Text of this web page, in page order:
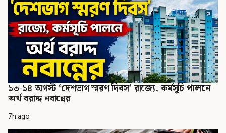
১৩-১৪ অগস্ট ‘দেশভাগ স্মরণ দিবস’ রাজ্যে, কর্মসূচি পালনে
অর্থ বরাদ্দ নবান্নের
7h ago